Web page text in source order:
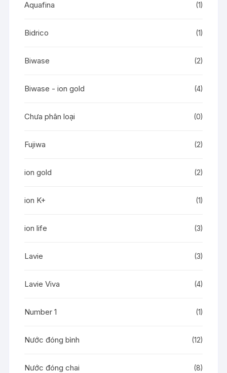
Aquafina (1)
Bidrico (1)
Biwase (2)
Biwase - ion gold (4)
Chưa phân loại (0)
Fujiwa (2)
ion gold (2)
ion K+ (1)
ion life (3)
Lavie (3)
Lavie Viva (4)
Number 1 (1)
Nước đóng bình (12)
Nước đóng chai (8)